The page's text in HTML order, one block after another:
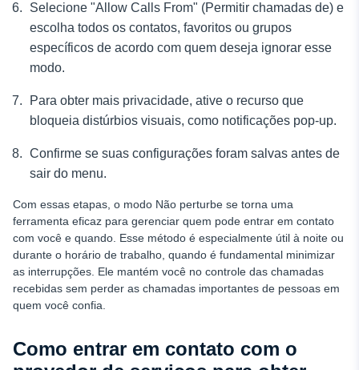
Selecione "Allow Calls From" (Permitir chamadas de) e
escolha todos os contatos, favoritos ou grupos
específicos de acordo com quem deseja ignorar esse
modo.
Para obter mais privacidade, ative o recurso que
bloqueia distúrbios visuais, como notificações pop-up.
Confirme se suas configurações foram salvas antes de
sair do menu.
Com essas etapas, o modo Não perturbe se torna uma
ferramenta eficaz para gerenciar quem pode entrar em contato
com você e quando. Esse método é especialmente útil à noite ou
durante o horário de trabalho, quando é fundamental minimizar
as interrupções. Ele mantém você no controle das chamadas
recebidas sem perder as chamadas importantes de pessoas em
quem você confia.
Como entrar em contato com o